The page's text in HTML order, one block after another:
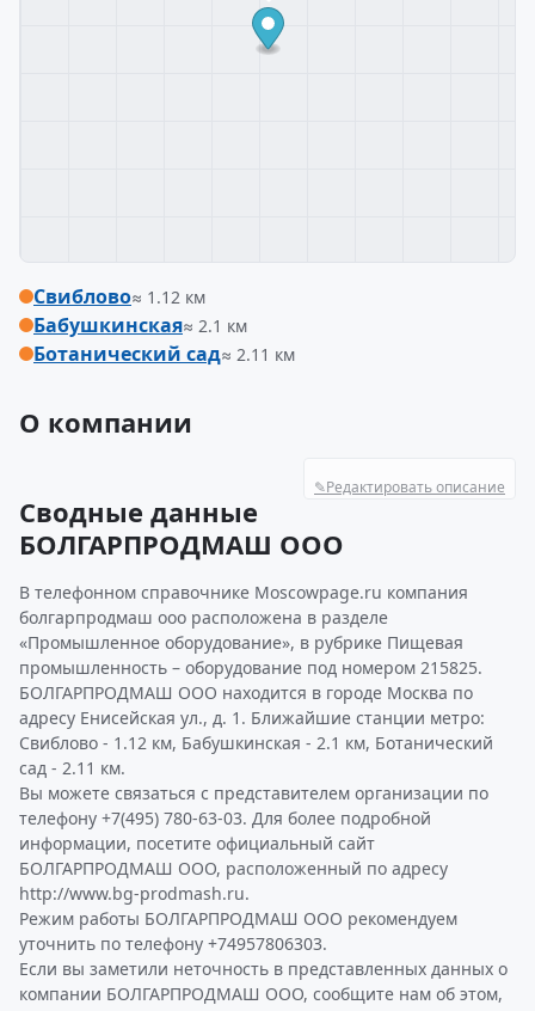
Свиблово≈ 1.12 км
Бабушкинская≈ 2.1 км
Ботанический сад≈ 2.11 км
О компании
✎Редактировать описание
Сводные данные
БОЛГАРПРОДМАШ ООО
В телефонном справочнике Moscowpage.ru компания
болгарпродмаш ооо расположена в разделе
«Промышленное оборудование», в рубрике Пищевая
промышленность – оборудование под номером 215825.
БОЛГАРПРОДМАШ ООО находится в городе Москва по
адресу Енисейская ул., д. 1. Ближайшие станции метро:
Свиблово - 1.12 км, Бабушкинская - 2.1 км, Ботанический
сад - 2.11 км.
Вы можете связаться с представителем организации по
телефону +7(495) 780-63-03. Для более подробной
информации, посетите официальный сайт
БОЛГАРПРОДМАШ ООО, расположенный по адресу
http://www.bg-prodmash.ru.
Режим работы БОЛГАРПРОДМАШ ООО рекомендуем
уточнить по телефону +74957806303.
Если вы заметили неточность в представленных данных о
компании БОЛГАРПРОДМАШ ООО, сообщите нам об этом,